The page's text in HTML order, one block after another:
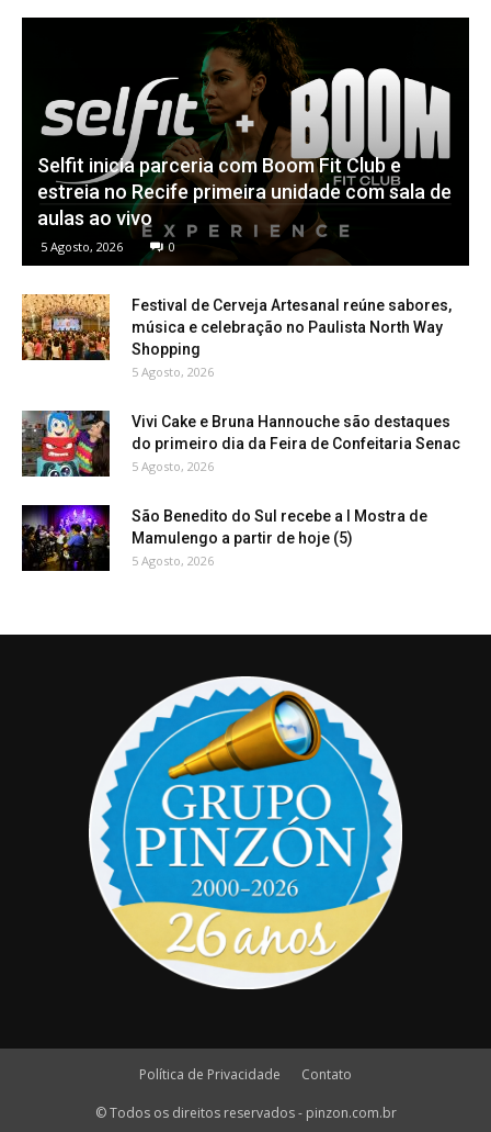
Selfit inicia parceria com Boom Fit Club e
estreia no Recife primeira unidade com sala de
aulas ao vivo
5 Agosto, 2026 0
Festival de Cerveja Artesanal reúne sabores,
música e celebração no Paulista North Way
Shopping
5 Agosto, 2026
Vivi Cake e Bruna Hannouche são destaques
do primeiro dia da Feira de Confeitaria Senac
5 Agosto, 2026
São Benedito do Sul recebe a I Mostra de
Mamulengo a partir de hoje (5)
5 Agosto, 2026
Política de Privacidade Contato
© Todos os direitos reservados - pinzon.com.br